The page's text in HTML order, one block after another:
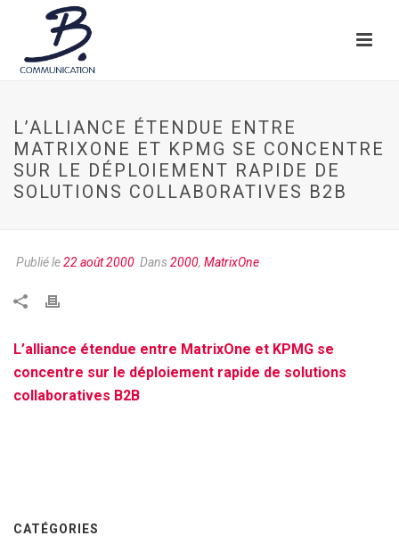
L’ALLIANCE ÉTENDUE ENTRE
MATRIXONE ET KPMG SE CONCENTRE
SUR LE DÉPLOIEMENT RAPIDE DE
SOLUTIONS COLLABORATIVES B2B
Publié le22 août 2000 Dans2000, MatrixOne
L’alliance étendue entre MatrixOne et KPMG se
concentre sur le déploiement rapide de solutions
collaboratives B2B
CATÉGORIES